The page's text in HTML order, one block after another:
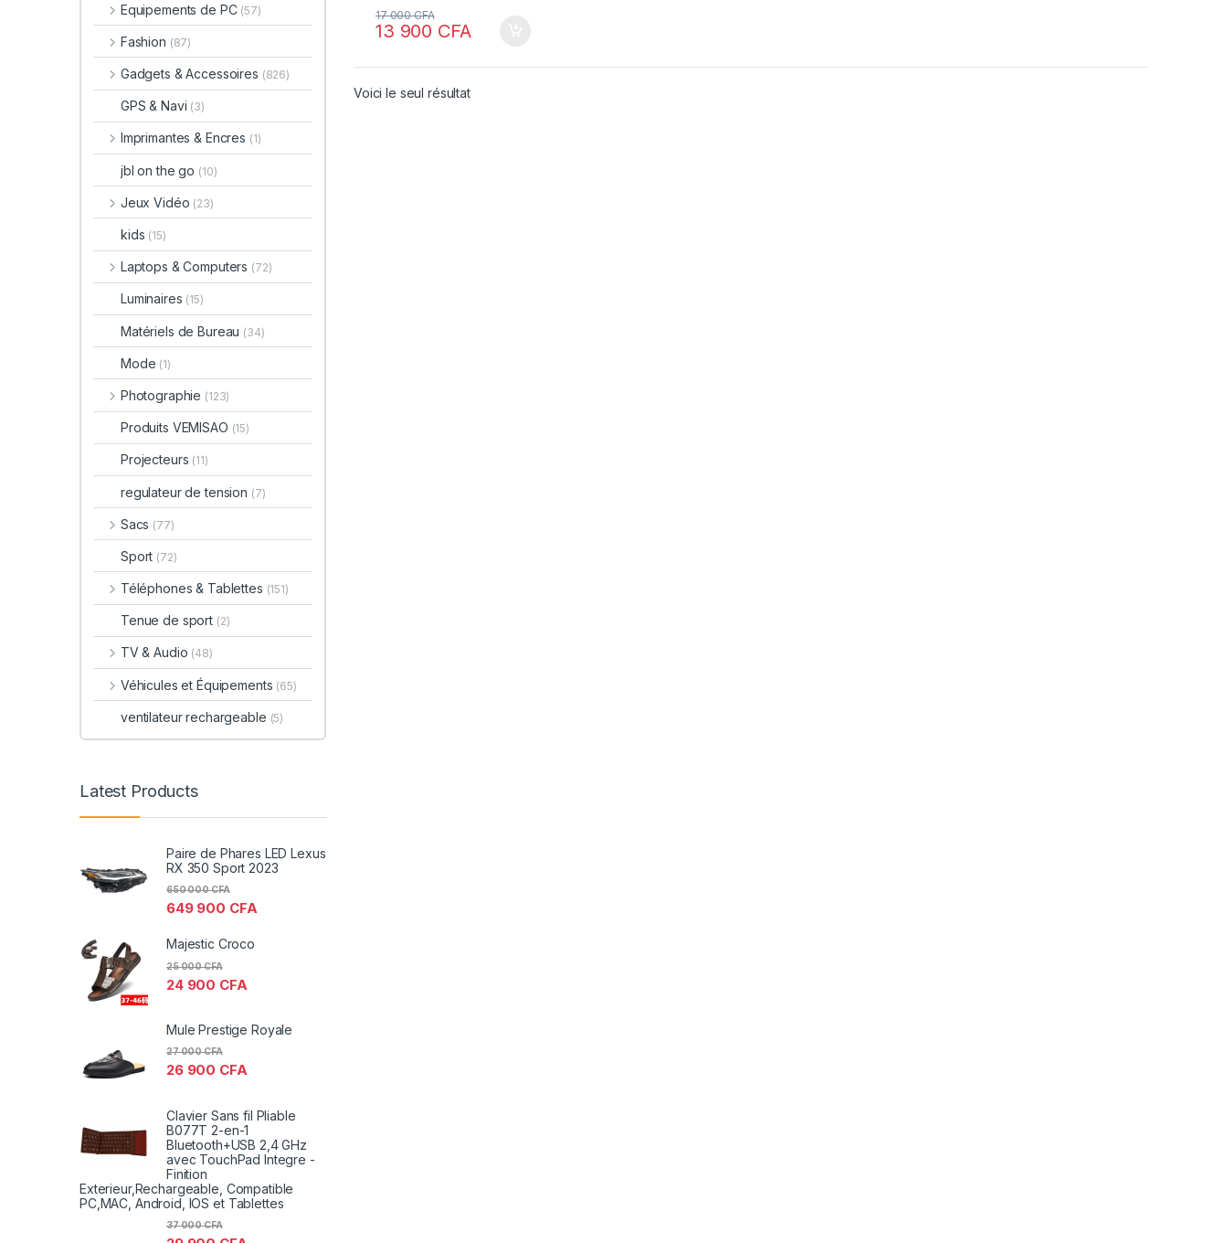
13 900 CFA
17 000CFA
Voici le seul résultat
Equipements de PC (57)
Fashion (87)
Gadgets & Accessoires (826)
GPS & Navi (3)
Imprimantes & Encres (1)
jbl on the go (10)
Jeux Vidéo (23)
kids (15)
Laptops & Computers (72)
Luminaires (15)
Matériels de Bureau (34)
Mode (1)
Photographie (123)
Produits VEMISAO (15)
Projecteurs (11)
regulateur de tension (7)
Sacs (77)
Sport (72)
Téléphones & Tablettes (151)
Tenue de sport (2)
TV & Audio (48)
Véhicules et Équipements (65)
ventilateur rechargeable (5)
Latest Products
Paire de Phares LED Lexus
RX 350 Sport 2023
649 900 CFA
650 000CFA
Majestic Croco
24 900 CFA
25 000CFA
Mule Prestige Royale
26 900 CFA
27 000CFA
Clavier Sans fil Pliable
B077T 2-en-1
Bluetooth+USB 2,4 GHz
avec TouchPad Integre -
Finition
Exterieur,Rechargeable, Compatible
PC,MAC, Android, IOS et Tablettes
37 000CFA